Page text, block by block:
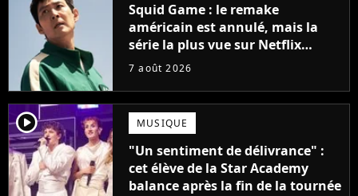
Squid Game : le remake
américain est annulé, mais la
série la plus vue sur Netflix
pourrait avoir une version
7 août 2026
player2 MUSIQUE
"Un sentiment de délivrance" :
cet élève de la Star Academy
balance après la fin de la tournée